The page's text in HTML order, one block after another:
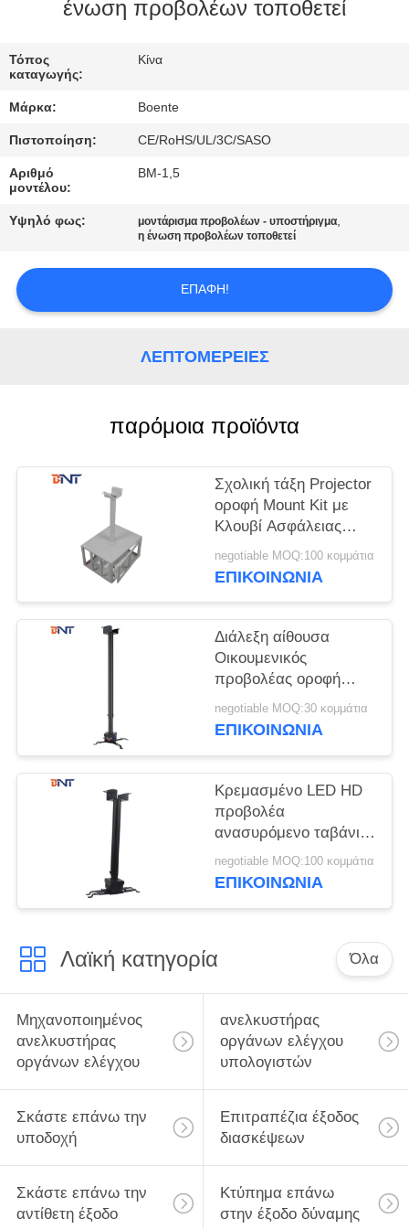
ΈΛΕΓΧΟΣ
ΜΑΣ
ΕΛΆΤΕ
ΕΠΑΦΉ
ΜΕ
ΠΕΡΙΠΤΏΣΕΙΣ
CONFERENCE
SOLUTION
SITEMAP
PRIVACY
POLICY
ένωση προβολέων τοποθετεί
Τόπος
καταγωγής:
Κίνα
Μάρκα: Boente
Πιστοποίηση: CE/RoHS/UL/3C/SASO
Αριθμό
μοντέλου:
BM-1,5
Υψηλό φως: μοντάρισμα προβολέων - υποστήριγμα,
η ένωση προβολέων τοποθετεί
ΕΠΑΦΉ!
ΛΕΠΤΟΜΈΡΕΙΕΣ
παρόμοια προϊόντα
Σχολική τάξη Projector
οροφή Mount Kit με
Κλουβί Ασφάλειας
Projector
negotiable MOQ:100 κομμάτια
ΕΠΙΚΟΙΝΩΝΊΑ
Διάλεξη αίθουσα
Οικουμενικός
προβολέας οροφή
Mount Kit στρογγυλό
σχήμα σωλήνα
negotiable MOQ:30 κομμάτια
ΕΠΙΚΟΙΝΩΝΊΑ
Κρεμασμένο LED HD
προβολέα
ανασυρόμενο ταβάνι
Mount Bracket 50 - 100
cm επέκταση
negotiable MOQ:100 κομμάτια
ΕΠΙΚΟΙΝΩΝΊΑ
Λαϊκή κατηγορία Όλα
Μηχανοποιημένος
ανελκυστήρας
οργάνων ελέγχου
ανελκυστήρας
οργάνων ελέγχου
υπολογιστών
Σκάστε επάνω την
υποδοχή
Επιτραπέζια έξοδος
διασκέψεων
Σκάστε επάνω την
αντίθετη έξοδο
Κτύπημα επάνω
στην έξοδο δύναμης